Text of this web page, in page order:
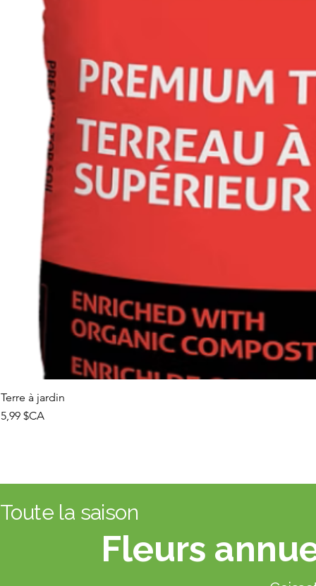
Terre à jardin
Prix
5,99 $CA
Fleurs
Toute la saison